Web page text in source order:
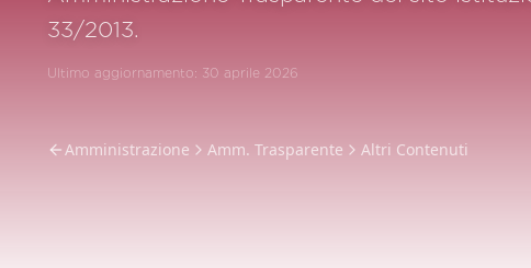
33/2013.
Ultimo aggiornamento: 30 aprile 2026
Amministrazione Amm. Trasparente Altri Contenuti